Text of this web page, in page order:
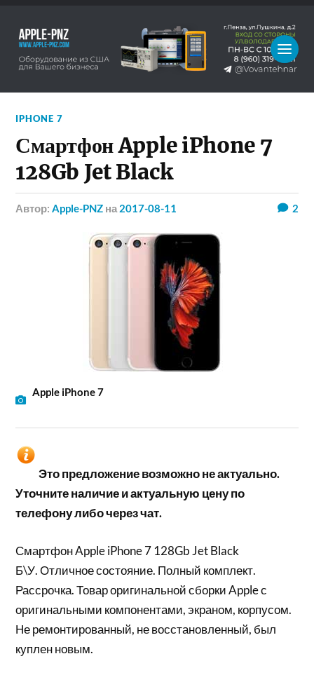
IPHONE 7
Смартфон Apple iPhone 7
128Gb Jet Black
Автор:Apple-PNZ на 2017-08-11 2
Apple iPhone 7
Это предложение возможно не актуально.
Уточните наличие и актуальную цену по
телефону либо через чат.
Смартфон Apple iPhone 7 128Gb Jet Black
Б\У. Отличное состояние. Полный комплект.
Рассрочка. Товар оригинальной сборки Apple с
оригинальными компонентами, экраном, корпусом.
Не ремонтированный, не восстановленный, был
куплен новым.